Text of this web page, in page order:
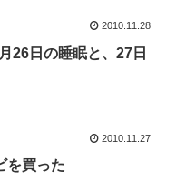
2010.11.28
26日の睡眠と、27日
2010.11.27
を買った